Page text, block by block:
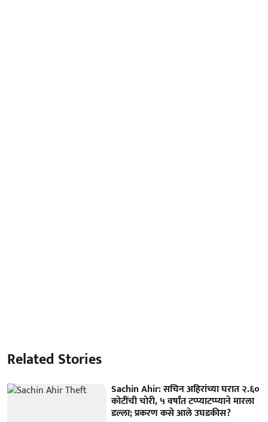
Related Stories
Sachin Ahir: सचिन अहिरांच्या घरात २.६०
कोटींची चोरी, ५ वर्षांत टप्प्याटप्प्याने मारला
डल्ला; प्रकरण कसे आले उघडकीस?